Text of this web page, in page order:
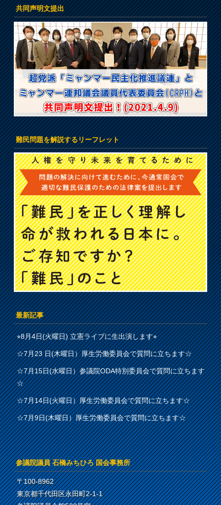
共同声明文提出
難民問題を解説するリーフレット
最新記事
⭐︎8月4日(火曜日) 立憲ライブに生出演します⭐︎
☆7月23 日(木曜日）厚生労働委員会で質問に立ちます☆
☆7月15日(水曜日）参議院ODA特別委員会で質問に立ちます
☆
☆7月14日(火曜日）厚生労働委員会で質問に立ちます☆
☆7月9日(木曜日）厚生労働委員会で質問に立ちます☆
参議院議員 石橋みちひろ 国会事務所
〒100-8962
東京都千代田区永田町2-1-1